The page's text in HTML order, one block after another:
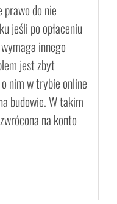
do nie
jeśli po opłaceniu
innego
jest zbyt
nim w trybie online
budowie. W takim
na konto